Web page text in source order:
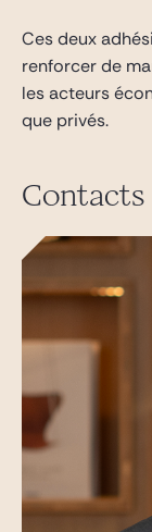
Ces deux
renforcer de
les acteurs
que privés.
Contacts